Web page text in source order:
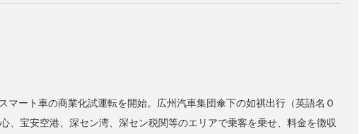
マート車の商業化試運転を開始。広州汽車集団傘下の如祺出行（英語名Ｏ
、宝安空港、深セン湾、深セン税関等のエリアで乗客を乗せ、料金を徴収